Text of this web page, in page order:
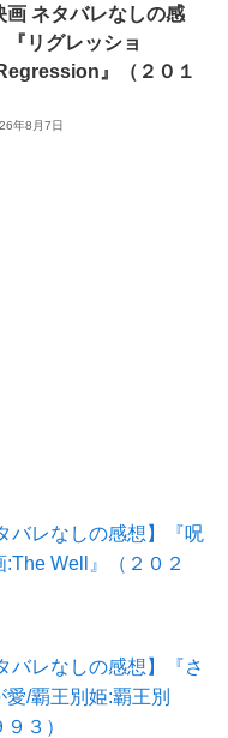
画 ネタバレなしの感
『リグレッショ
』（２０１
年8月7日
バレなしの感想】『呪
:The Well』（２０２
バレなしの感想】『さ
愛/覇王別姫:覇王別
３）